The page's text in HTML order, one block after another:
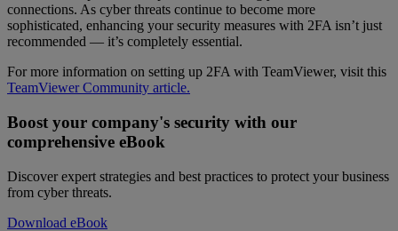
connections. As cyber threats continue to become more
sophisticated, enhancing your security measures with 2FA isn’t just
recommended — it’s completely essential.
For more information on setting up 2FA with TeamViewer, visit this
TeamViewer Community article.
Boost your company's security with our
comprehensive eBook
Discover expert strategies and best practices to protect your business
from cyber threats.
Download eBook